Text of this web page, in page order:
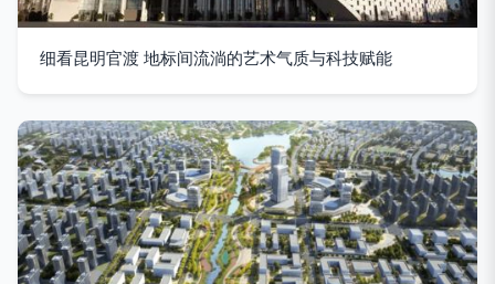
细看昆明官渡 地标间流淌的艺术气质与科技赋能